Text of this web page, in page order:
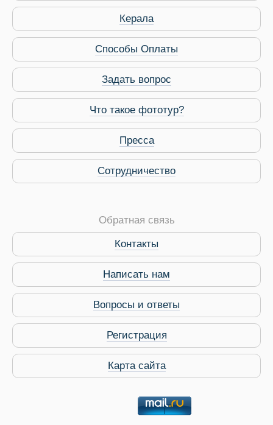
Керала
Способы Оплаты
Задать вопрос
Что такое фототур?
Пресса
Сотрудничество
Обратная связь
Контакты
Написать нам
Вопросы и ответы
Регистрация
Карта сайта